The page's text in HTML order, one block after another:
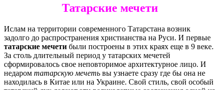
Татарские мечети
Ислам на территории современного Татарстана возник
задолго до распространения христианства на Руси. И первые
татарские мечети были построены в этих краях еще в 9 веке.
За столь длительный период у татарских мечетей
сформировалось свое неповторимое архитектурное лицо. И
недаром татарскую мечеть вы узнаете сразу где бы она не
находилась в Китае или на Украине. Свой стиль, свой особый